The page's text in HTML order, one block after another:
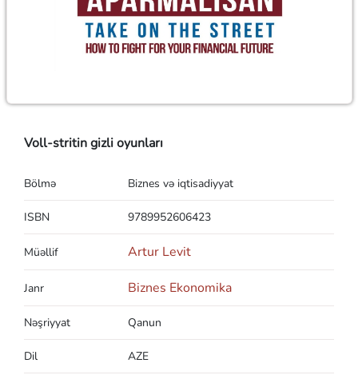
Voll-stritin gizli oyunları
Bölmə Biznes və iqtisadiyyat
ISBN 9789952606423
Müəllif Artur Levit
Janr Biznes Ekonomika
Nəşriyyat Qanun
Dil AZE